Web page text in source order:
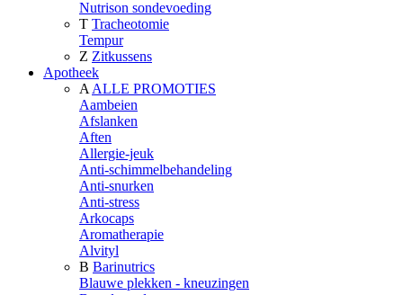
Nutrison sondevoeding
T Tracheotomie
Tempur
Z Zitkussens
Apotheek
A ALLE PROMOTIES
Aambeien
Afslanken
Aften
Allergie-jeuk
Anti-schimmelbehandeling
Anti-snurken
Anti-stress
Arkocaps
Aromatherapie
Alvityl
B Barinutrics
Blauwe plekken - kneuzingen